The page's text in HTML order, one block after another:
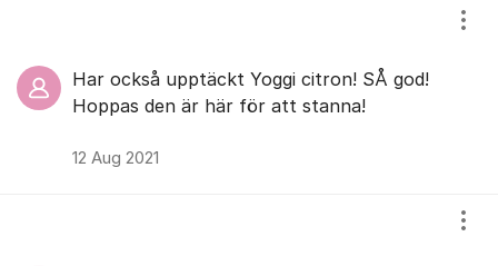
Har också upptäckt Yoggi citron! SÅ god!
Hoppas den är här för att stanna!
12 Aug 2021